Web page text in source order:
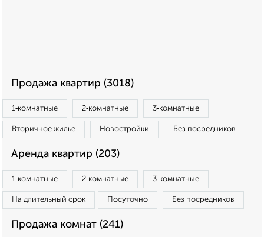
Продажа квартир (3018)
1‑комнатные 2‑комнатные 3‑комнатные
Вторичное жилье Новостройки Без посредников
Аренда квартир (203)
1‑комнатные 2‑комнатные 3‑комнатные
На длительный срок Посуточно Без посредников
Продажа комнат (241)